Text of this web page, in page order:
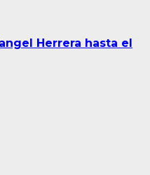
Herrera hasta el